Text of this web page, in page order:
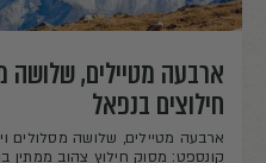
ארבעה מטיילים, שלושה
חילוצים בנפאל
ארבעה מטיילים, שלושה מסלולים
קונספט: מסוק חילוץ צהוב ממתין